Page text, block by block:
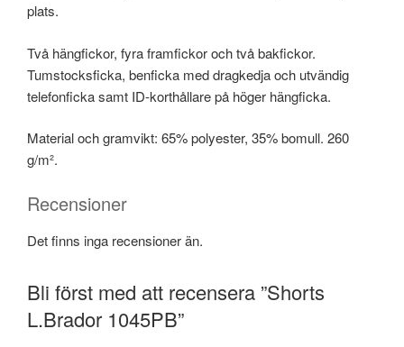
plats.
Två hängfickor, fyra framfickor och två bakfickor.
Tumstocksficka, benficka med dragkedja och utvändig
telefonficka samt ID-korthållare på höger hängficka.
Material och gramvikt: 65% polyester, 35% bomull. 260
g/m².
Recensioner
Det finns inga recensioner än.
Bli först med att recensera ”Shorts
L.Brador 1045PB”